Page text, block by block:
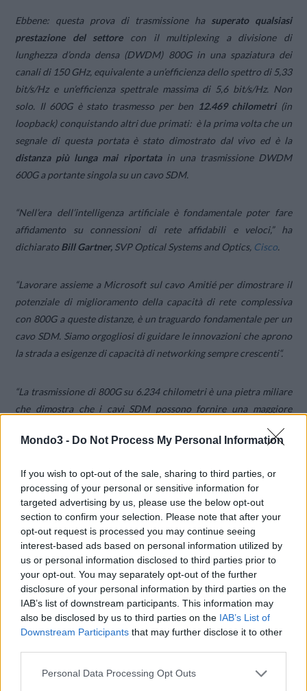
Mondo3 - Do Not Process My Personal Information
If you wish to opt-out of the sale, sharing to third parties, or
processing of your personal or sensitive information for
targeted advertising by us, please use the below opt-out
section to confirm your selection. Please note that after your
opt-out request is processed you may continue seeing
interest-based ads based on personal information utilized by
us or personal information disclosed to third parties prior to
your opt-out. You may separately opt-out of the further
disclosure of your personal information by third parties on the
IAB’s list of downstream participants. This information may
also be disclosed by us to third parties on the IAB’s List of
Downstream Participants that may further disclose it to other
Personal Data Processing Opt Outs
Ebbene: questa prova di trasmissione ha superato qualsiasi
prestazione del settorecon il multiplexing a divisione di
lunghezza d’onda densa (DWDM) 800G in una spaziatura dei
canali di 150 GHz, equivalente a un’efficienza dello spettro di 5,33
bit/s/Hz e un’efficienza spettrale massima di 5,6 bit/s/Hz. Non
solo. Il 600G è stato trasmesso per ben 12.469 chilometri (in
loopback) conquistando altri due primati: è la prima volta che un
segnale di questa portata è stato dimostrato dal vivo ed è la
distanza più lunga mai riportatain una trasmissione DWDM
600G a portante singola su un cavo SDM.
“Nell’era dell’intelligenza artificiale è fondamentale poter fare
affidamento su connessioni di rete affidabili e veloci,”ha
dichiarato Bill Gartner, SVP Optical Systems and Optics, Cisco.
“Lavorare assieme a Microsoft sul cavo Amitié per dimostrare il
potenziale di miglioramento della capacità di rete complessiva
con 800G a queste distanze, è un traguardo fondamentale per un
cavo SDM. Siamo orgogliosi di guidare le innovazioni che aprono
la strada a esigenze di capacità di networking sempre crescenti“.
“La trasmissione di 800G su 6.234 chilometri è una pietra miliare
che dimostra che i cavi SDM possono fornire una maggiore
” ha dichiarato
Jamie Gaudette, GM of Cloud Network Engineering, Microsoft.
commerciale per le rotte sottomarine e che possiamo migliorare
la capacità della rete per contribuire alla trasformazione digitale
di persone, organizzazioni e industrie in tutto il mondo.”
La prova è stata eseguita con la piattaformaCisco NCS 1014
abilitata dalCoherent Interconnect Module 8 (CIM 8) di Acacia
alimentato dal processore di segnale digitale Jannu e dalla
fotonica avanzata del silicio. Entrambi i prodotti sono disponibili
da oggi e implementati attivamente in più reti.
Immagine di copertina su licenzaDepositphotos